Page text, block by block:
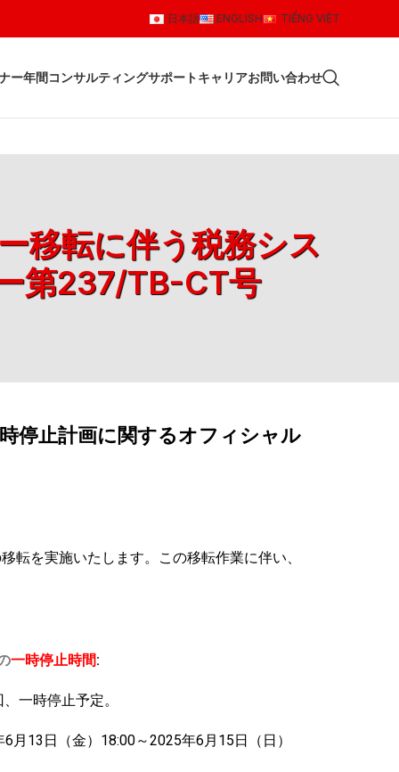
日本語 ENGLISH TIẾNG VIỆT
ー年間コンサルティングサポートキャリアお問い合わせ
移転に伴う税務シス
第237/TB-CT号
停止計画に関するオフィシャル
転を実施いたします。この移転作業に伴い、
一時停止時間:
一時停止予定。
月13日（金）18:00～2025年6月15日（日）